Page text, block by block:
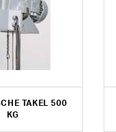
TAKEL 500
KG